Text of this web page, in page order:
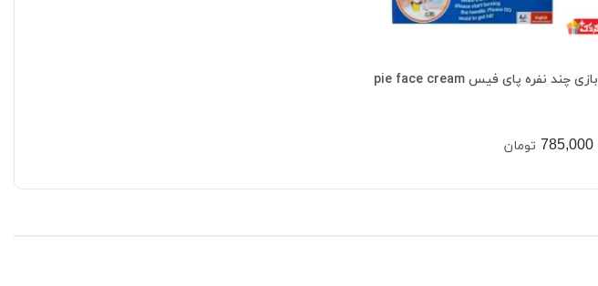
بازی چند نفره پای فیس pie face cream
785,000 تومان